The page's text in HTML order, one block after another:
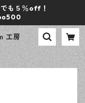
も５％off！
工房